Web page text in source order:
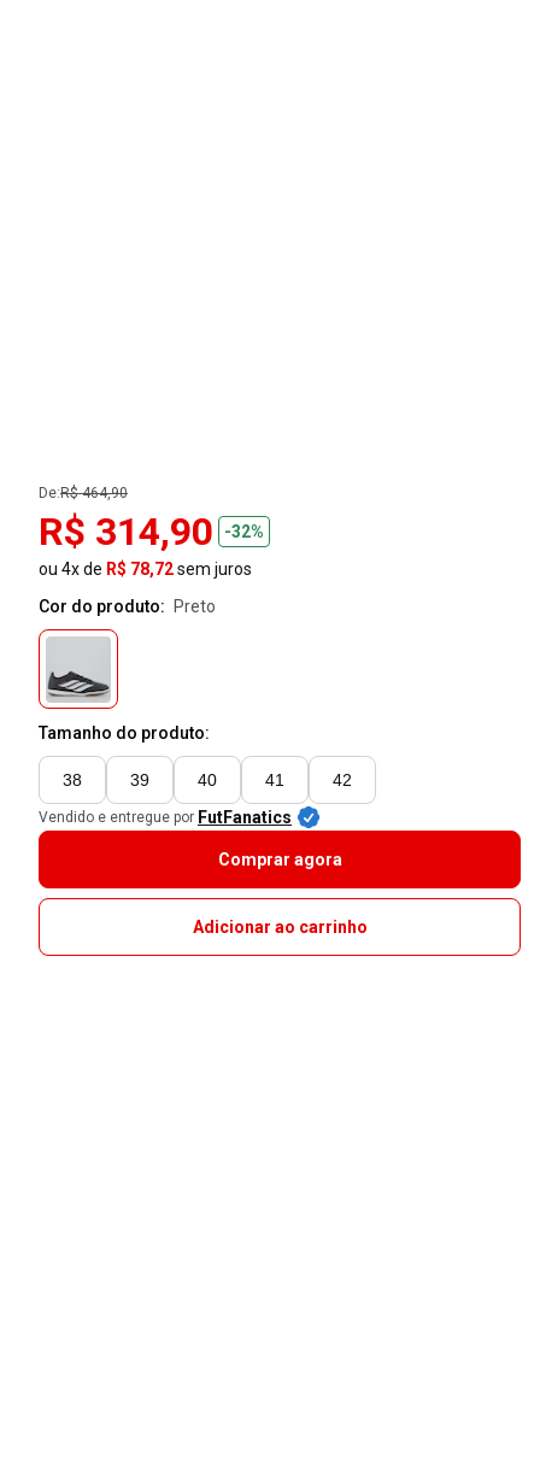
De:R$ 464,90
R$ 314,90
-32%
ou 4x de R$ 78,72sem juros
Cor do produto:
preto
Tamanho do produto:
38 39 40 41 42
Vendido e entregue por FutFanatics
Comprar agora
Adicionar ao carrinho